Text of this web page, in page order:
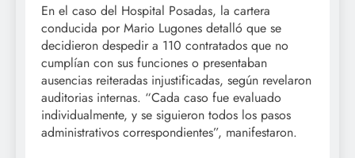
En el caso del Hospital Posadas, la cartera
conducida por Mario Lugones detalló que se
decidieron despedir a 110 contratados que no
cumplían con sus funciones o presentaban
ausencias reiteradas injustificadas, según revelaron
auditorias internas. “Cada caso fue evaluado
individualmente, y se siguieron todos los pasos
administrativos correspondientes”, manifestaron.